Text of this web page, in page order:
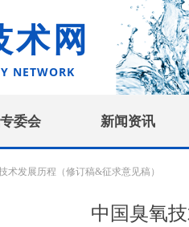
术网
NETWORK
委会 新闻资讯
中国臭氧
术发展历程（修订稿&征求意见稿）